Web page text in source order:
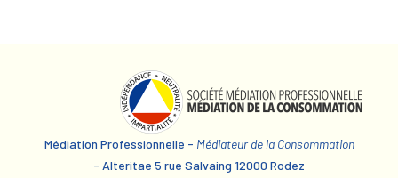
Médiation Professionnelle - Médiateur de la Consommation
- Alteritae 5 rue Salvaing 12000 Rodez